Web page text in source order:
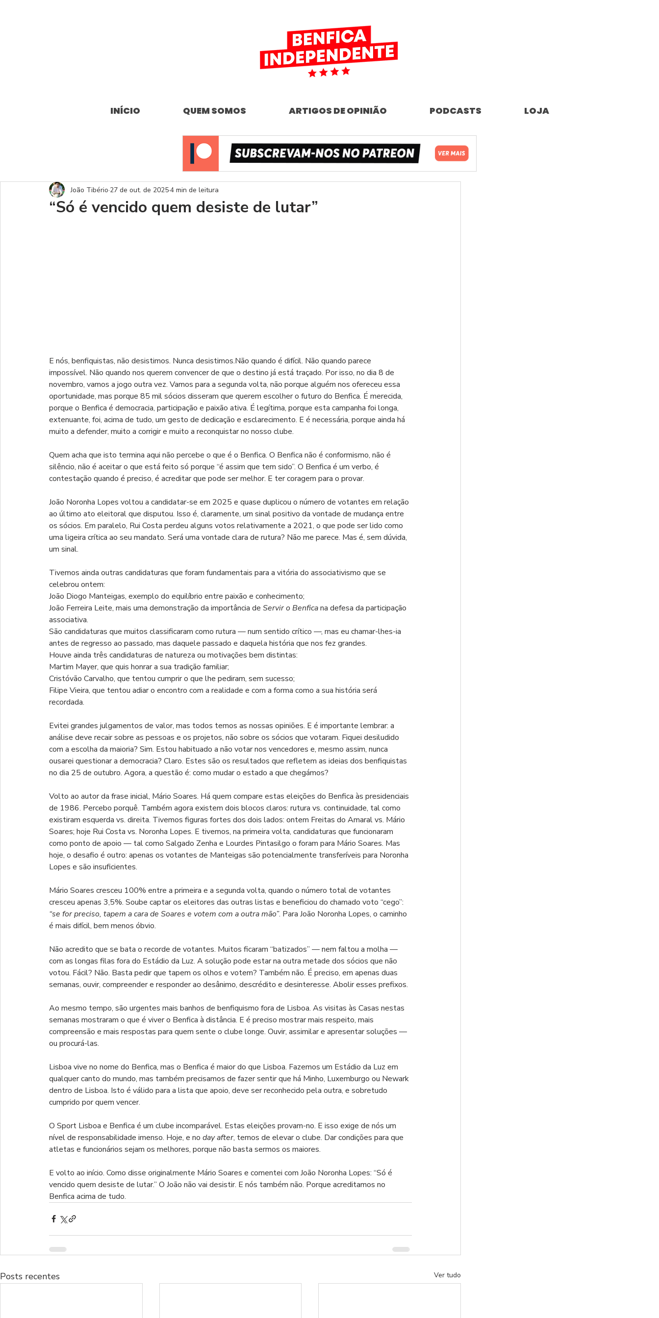
INÍCIO QUEM SOMOS ARTIGOS DE OPINIÃO PODCASTS LOJA
“Só é vencido quem desiste de lutar”
João Tibério 27 de out. de 20254 min de leitura
E nós, benfiquistas, não desistimos. Nunca desistimos.Não quando é difícil. Não quando parece
impossível. Não quando nos querem convencer de que o destino já está traçado. Por isso, no dia 8 de
novembro, vamos a jogo outra vez. Vamos para a segunda volta, não porque alguém nos ofereceu essa
oportunidade, mas porque 85 mil sócios disseram que querem escolher o futuro do Benfica. É merecida,
porque o Benfica é democracia, participação e paixão ativa. É legítima, porque esta campanha foi longa,
extenuante, foi, acima de tudo, um gesto de dedicação e esclarecimento. E é necessária, porque ainda há
muito a defender, muito a corrigir e muito a reconquistar no nosso clube.
Quem acha que isto termina aqui não percebe o que é o Benfica. O Benfica não é conformismo, não é
silêncio, não é aceitar o que está feito só porque “é assim que tem sido”. O Benfica é um verbo, é
contestação quando é preciso, é acreditar que pode ser melhor. E ter coragem para o provar.
João Noronha Lopes voltou a candidatar-se em 2025 e quase duplicou o número de votantes em relação
ao último ato eleitoral que disputou. Isso é, claramente, um sinal positivo da vontade de mudança entre
os sócios. Em paralelo, Rui Costa perdeu alguns votos relativamente a 2021, o que pode ser lido como
uma ligeira crítica ao seu mandato. Será uma vontade clara de rutura? Não me parece. Mas é, sem dúvida,
um sinal.
Tivemos ainda outras candidaturas que foram fundamentais para a vitória do associativismo que se
celebrou ontem:
João Diogo Manteigas, exemplo do equilíbrio entre paixão e conhecimento;
João Ferreira Leite, mais uma demonstração da importância de Servir o Benfica na defesa da participação
associativa.
São candidaturas que muitos classificaram como rutura — num sentido crítico —, mas eu chamar-lhes-ia
antes de regresso ao passado, mas daquele passado e daquela história que nos fez grandes.
Houve ainda três candidaturas de natureza ou motivações bem distintas:
Martim Mayer, que quis honrar a sua tradição familiar;
Cristóvão Carvalho, que tentou cumprir o que lhe pediram, sem sucesso;
Filipe Vieira, que tentou adiar o encontro com a realidade e com a forma como a sua história será
recordada.
Evitei grandes julgamentos de valor, mas todos temos as nossas opiniões. E é importante lembrar: a
análise deve recair sobre as pessoas e os projetos, não sobre os sócios que votaram. Fiquei desiludido
com a escolha da maioria? Sim. Estou habituado a não votar nos vencedores e, mesmo assim, nunca
ousarei questionar a democracia? Claro. Estes são os resultados que refletem as ideias dos benfiquistas
no dia 25 de outubro. Agora, a questão é: como mudar o estado a que chegámos?
Volto ao autor da frase inicial, Mário Soares. Há quem compare estas eleições do Benfica às presidenciais
de 1986. Percebo porquê. Também agora existem dois blocos claros: rutura vs. continuidade, tal como
existiram esquerda vs. direita. Tivemos figuras fortes dos dois lados: ontem Freitas do Amaral vs. Mário
Soares; hoje Rui Costa vs. Noronha Lopes. E tivemos, na primeira volta, candidaturas que funcionaram
como ponto de apoio — tal como Salgado Zenha e Lourdes Pintasilgo o foram para Mário Soares. Mas
hoje, o desafio é outro: apenas os votantes de Manteigas são potencialmente transferíveis para Noronha
Lopes e são insuficientes.
Mário Soares cresceu 100% entre a primeira e a segunda volta, quando o número total de votantes
cresceu apenas 3,5%. Soube captar os eleitores das outras listas e beneficiou do chamado voto “cego”:
“se for preciso, tapem a cara de Soares e votem com a outra mão”. Para João Noronha Lopes, o caminho
é mais difícil, bem menos óbvio.
Não acredito que se bata o recorde de votantes. Muitos ficaram “batizados” — nem faltou a molha —
com as longas filas fora do Estádio da Luz. A solução pode estar na outra metade dos sócios que não
votou. Fácil? Não. Basta pedir que tapem os olhos e votem? Também não. É preciso, em apenas duas
semanas, ouvir, compreender e responder ao desânimo, descrédito e desinteresse. Abolir esses prefixos.
Ao mesmo tempo, são urgentes mais banhos de benfiquismo fora de Lisboa. As visitas às Casas nestas
semanas mostraram o que é viver o Benfica à distância. E é preciso mostrar mais respeito, mais
compreensão e mais respostas para quem sente o clube longe. Ouvir, assimilar e apresentar soluções —
ou procurá-las.
Lisboa vive no nome do Benfica, mas o Benfica é maior do que Lisboa. Fazemos um Estádio da Luz em
qualquer canto do mundo, mas também precisamos de fazer sentir que há Minho, Luxemburgo ou Newark
dentro de Lisboa. Isto é válido para a lista que apoio, deve ser reconhecido pela outra, e sobretudo
cumprido por quem vencer.
O Sport Lisboa e Benfica é um clube incomparável. Estas eleições provam-no. E isso exige de nós um
nível de responsabilidade imenso. Hoje, e no day after, temos de elevar o clube. Dar condições para que
atletas e funcionários sejam os melhores, porque não basta sermos os maiores.
E volto ao início. Como disse originalmente Mário Soares e comentei com João Noronha Lopes: “Só é
vencido quem desiste de lutar.” O João não vai desistir. E nós também não. Porque acreditamos no
Benfica acima de tudo.
Posts recentes Ver tudo